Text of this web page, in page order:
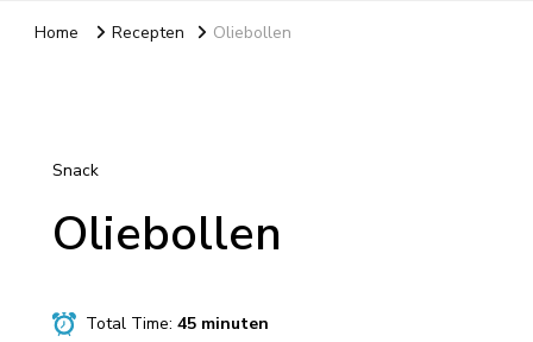
Home Recepten Oliebollen
Snack
Oliebollen
Total Time: 45 minuten